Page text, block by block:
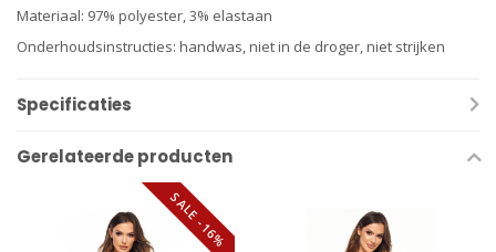
Materiaal: 97% polyester, 3% elastaan ​​
Onderhoudsinstructies: handwas, niet in de droger, niet strijken
Specificaties
Gerelateerde producten
SALE -16%